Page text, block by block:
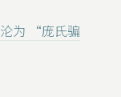
为 “庞氏骗